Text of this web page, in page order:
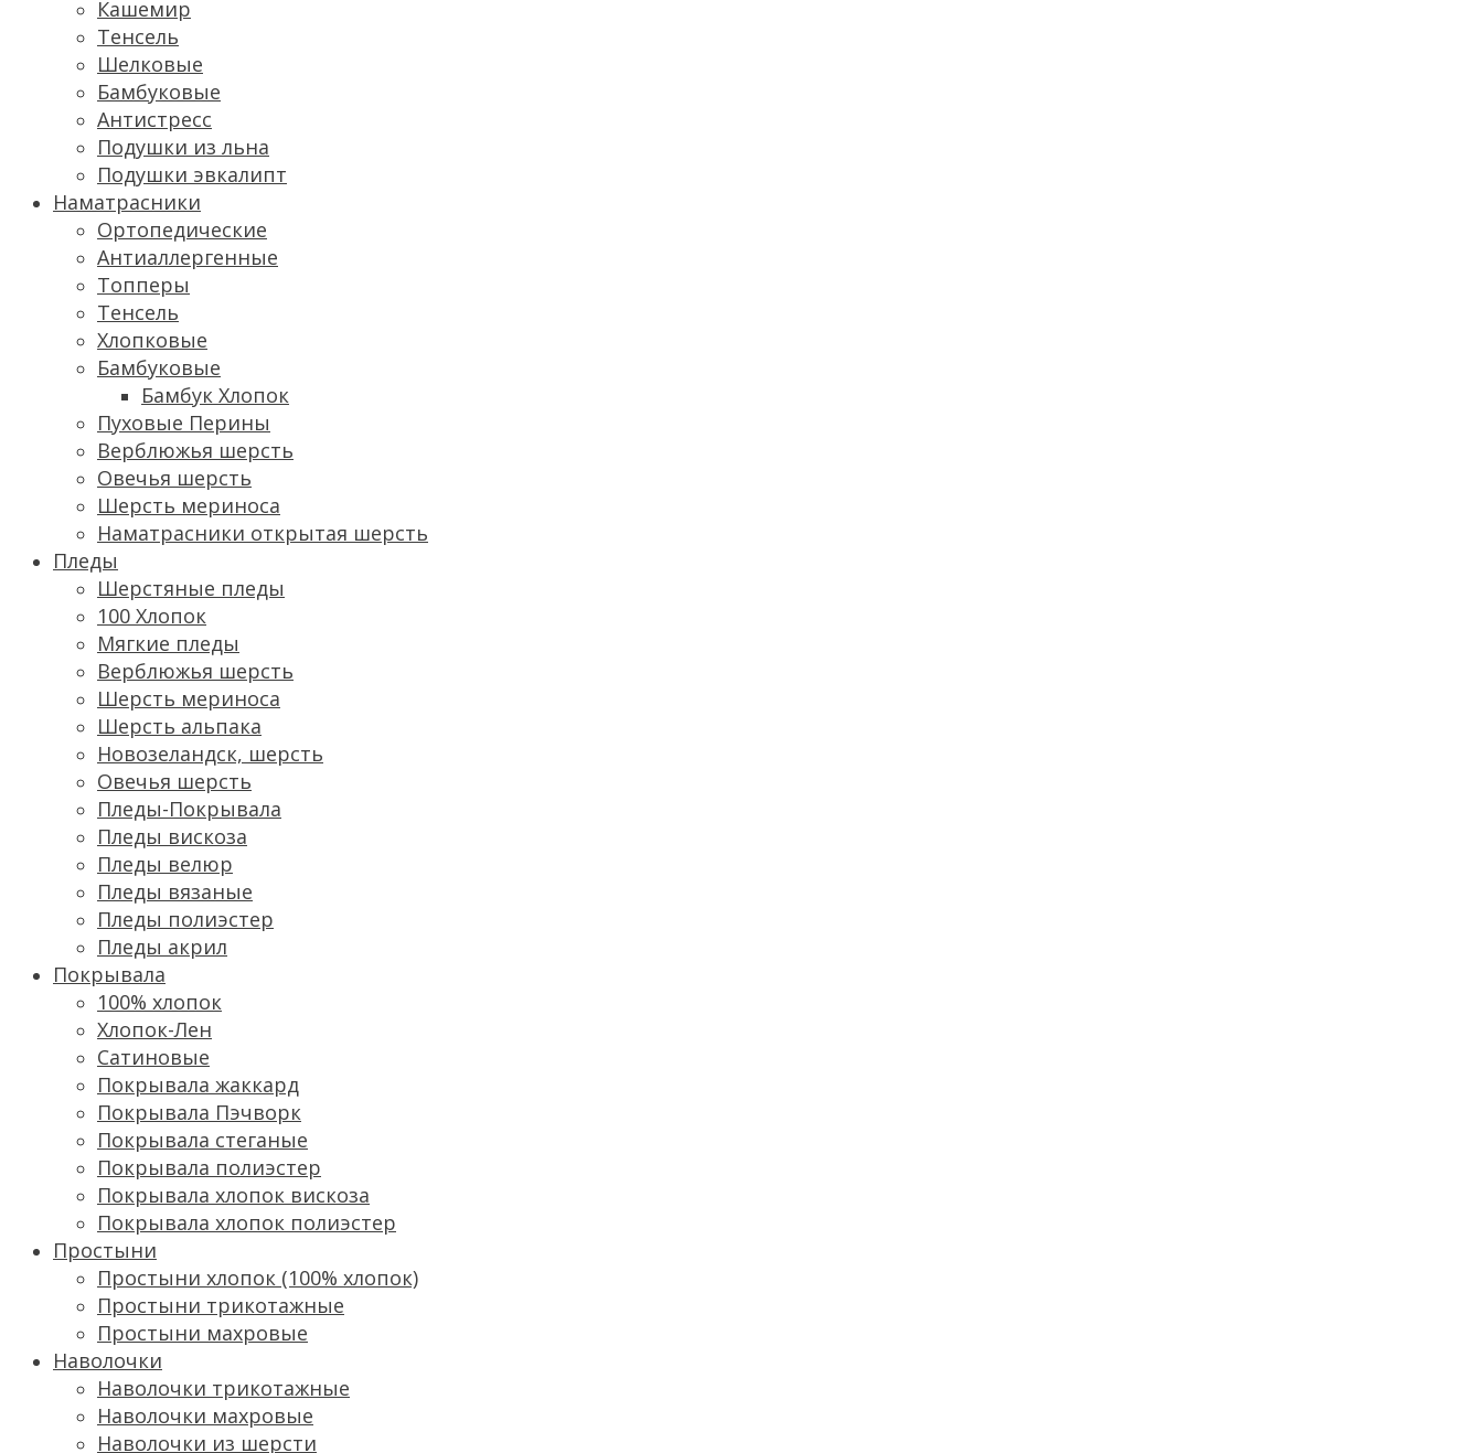
Кашемир
Тенсель
Шелковые
Бамбуковые
Антистресс
Подушки из льна
Подушки эвкалипт
Наматрасники
Ортопедические
Антиаллергенные
Топперы
Тенсель
Хлопковые
Бамбуковые
Бамбук Хлопок
Пуховые Перины
Верблюжья шерсть
Овечья шерсть
Шерсть мериноса
Наматрасники открытая шерсть
Пледы
Шерстяные пледы
100 Хлопок
Мягкие пледы
Верблюжья шерсть
Шерсть мериноса
Шерсть альпака
Новозеландск, шерсть
Овечья шерсть
Пледы-Покрывала
Пледы вискоза
Пледы велюр
Пледы вязаные
Пледы полиэстер
Пледы акрил
Покрывала
100% хлопок
Хлопок-Лен
Сатиновые
Покрывала жаккард
Покрывала Пэчворк
Покрывала стеганые
Покрывала полиэстер
Покрывала хлопок вискоза
Покрывала хлопок полиэстер
Простыни
Простыни хлопок (100% хлопок)
Простыни трикотажные
Простыни махровые
Наволочки
Наволочки трикотажные
Наволочки махровые
Наволочки из шерсти